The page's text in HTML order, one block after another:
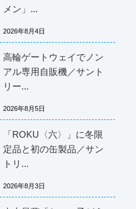
メン」...
2026年8月4日
高輪ゲートウェイでノン
アル専用自販機／サント
リー...
2026年8月5日
「ROKU〈六〉」に冬限
定品と初の缶製品／サン
トリ...
2026年8月3日